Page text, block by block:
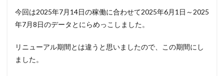
今回は2025年7月14日の稼働に合わせて2025年6月1日～2025
年7月8日のデータとにらめっこしました。
リニューアル期間とは違うと思いましたので、この期間にし
ました。